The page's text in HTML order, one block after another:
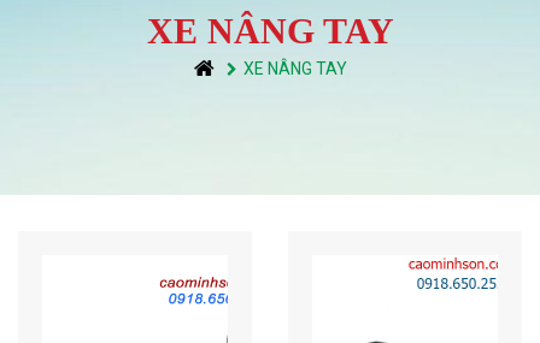
XE NÂNG TAY
XE NÂNG TAY